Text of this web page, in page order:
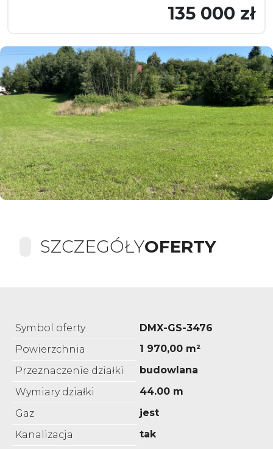
135 000 zł
SZCZEGÓŁYOFERTY
Symbol oferty
DMX-GS-3476
Powierzchnia
1 970,00 m²
Przeznaczenie działki
budowlana
Wymiary działki
44.00 m
Gaz
jest
Kanalizacja
tak